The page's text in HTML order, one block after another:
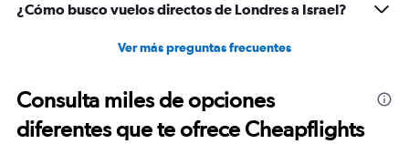
¿Cómo busco vuelos directos de Londres a Israel?
Ver más preguntas frecuentes
Consulta miles de opciones
diferentes que te ofrece Cheapflights